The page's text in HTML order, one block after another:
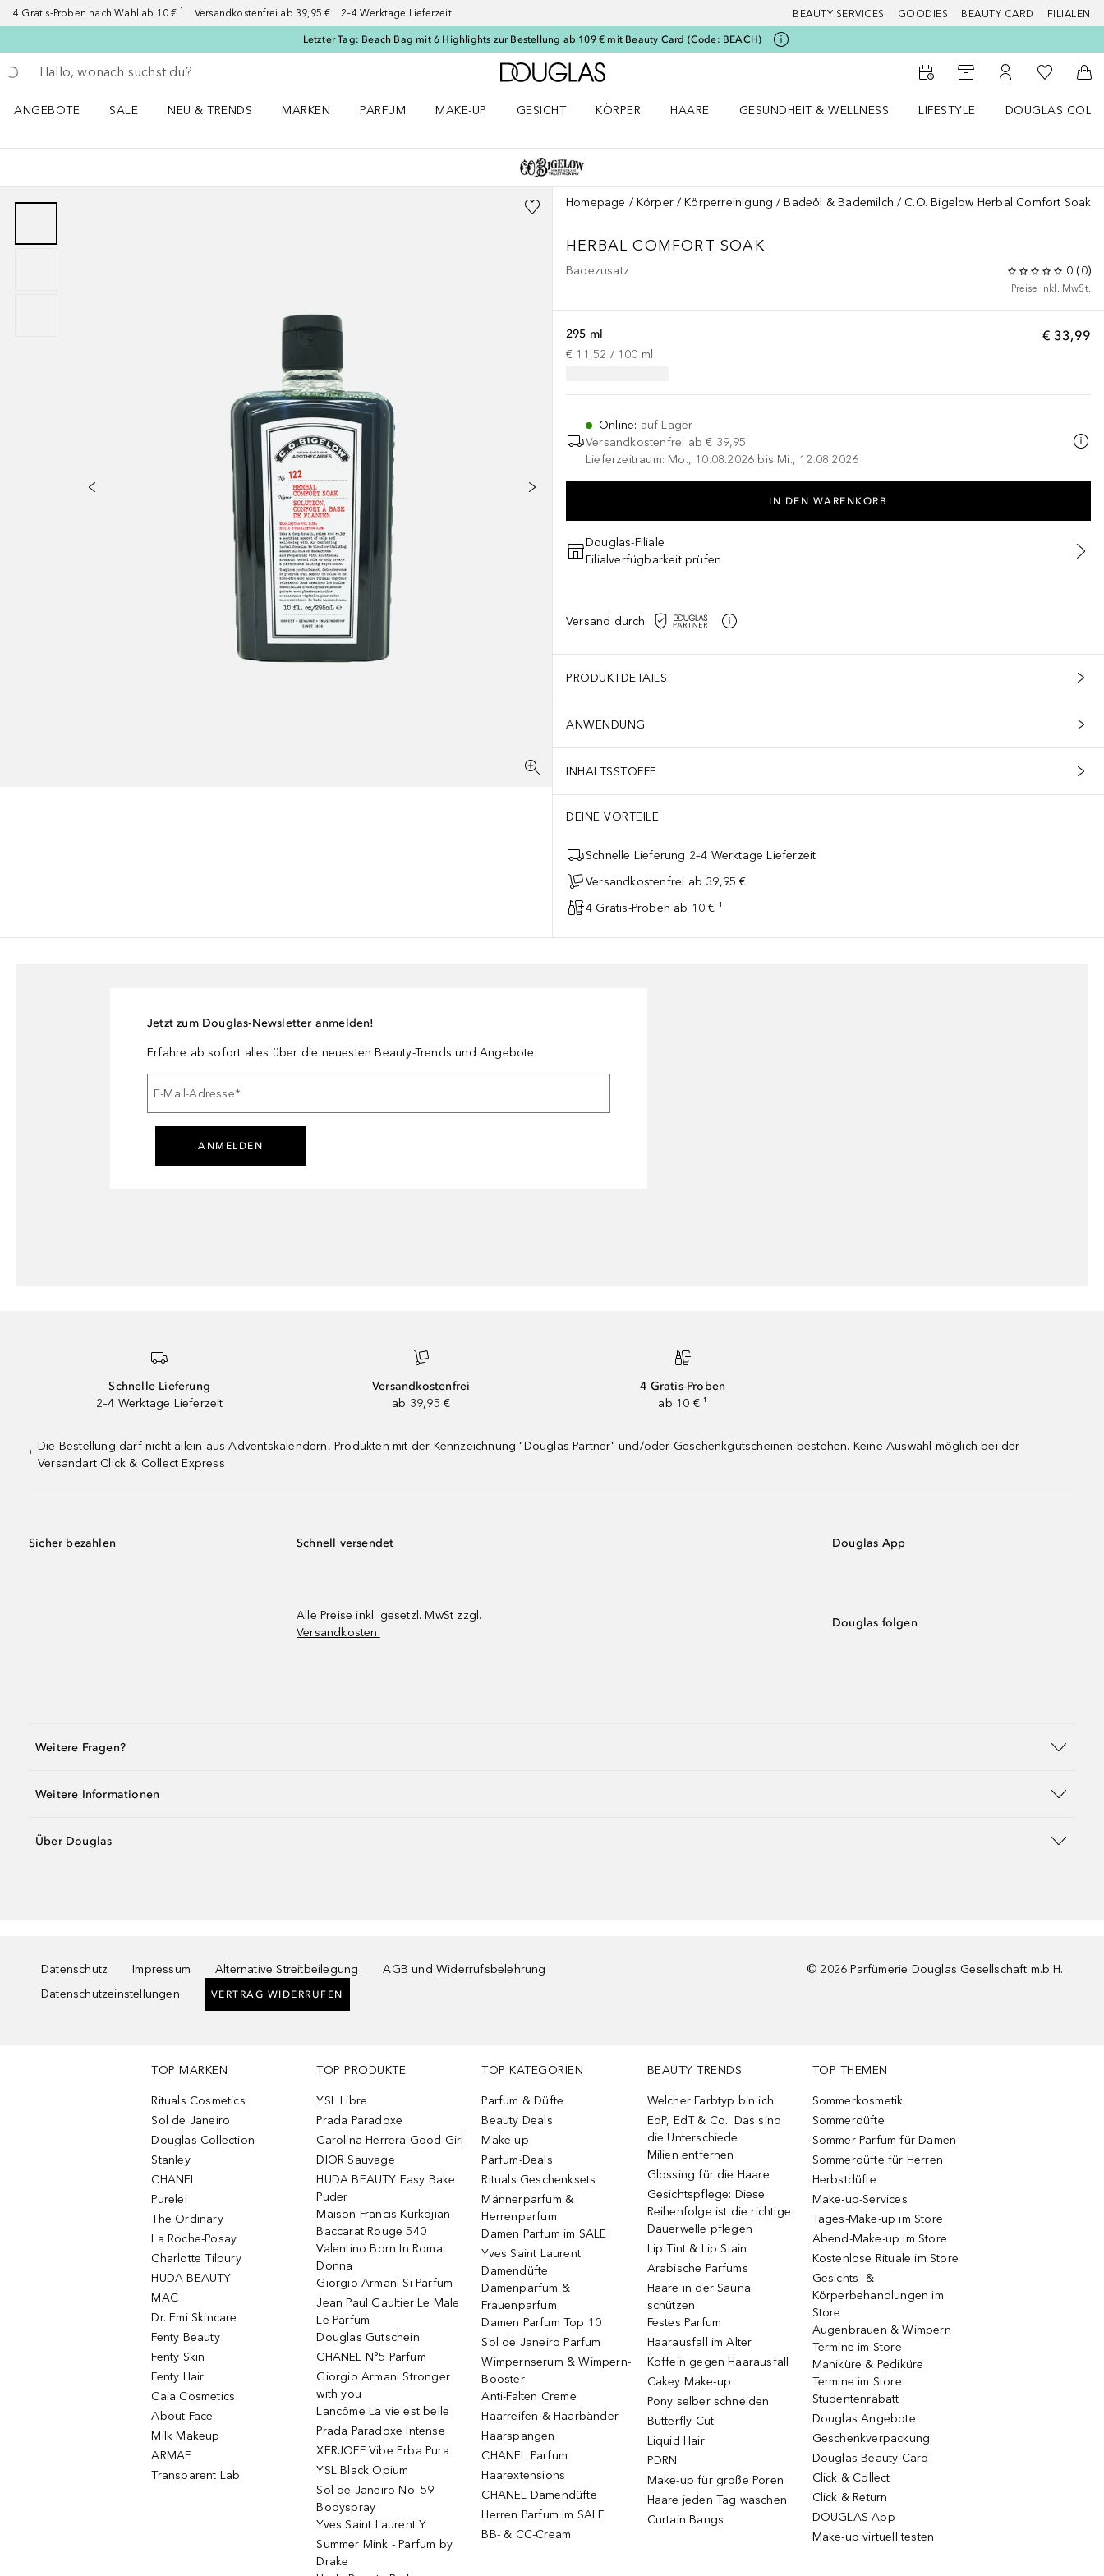
4 Gratis-Proben nach Wahl ab 10 € ¹ Versandkostenfrei ab 39,95 € 2–4 Werktage Lieferzeit BEAUTY SERVICES GOODIES BEAUTY CARD FILIALEN
Letzter Tag: Beach Bag mit 6 Highlights zur Bestellung ab 109 € mit Beauty Card (Code: BEACH)
Gehe zurück
Suche ausführen
Zur Douglas Startseite
Zum Storefinder
Zu Meinem
Zu Meiner
ANGEBOTE
SALE
NEU & TRENDS
MARKEN
PARFUM
MAKE-UP
GESICHT
KÖRPER
HAARE
GESUNDHEIT & WELLNESS
LIFESTYLE
DOUGLAS
Homepage Körper Körperreinigung Badeöl & Bademilch C.O. Bigelow Herbal Comfort Soak
HERBAL COMFORT SOAK
Badezusatz 0 (0)
Preise inkl. MwSt.
€ 33,99
295 ml
€ 11,52 / 100 ml
Online: auf Lager
Versandkostenfrei ab € 39,95
Lieferzeitraum: Mo., 10.08.2026 bis Mi., 12.08.2026
IN DEN WARENKORB
Douglas-Filiale
Filialverfügbarkeit prüfen
Versand durch
PRODUKTDETAILS
ANWENDUNG
INHALTSSTOFFE
DEINE VORTEILE
Schnelle Lieferung 2–4 Werktage Lieferzeit
Versandkostenfrei ab 39,95 €
4 Gratis-Proben ab 10 € ¹
Jetzt zum Douglas-Newsletter anmelden!
Erfahre ab sofort alles über die neuesten Beauty-Trends und Angebote.
E-Mail-Adresse*
ANMELDEN
Schnelle Lieferung
2–4 Werktage Lieferzeit
Versandkostenfrei
ab 39,95 €
4 Gratis-Proben
ab 10 € ¹
¹
Die Bestellung darf nicht allein aus Adventskalendern, Produkten mit der Kennzeichnung "Douglas Partner" und/oder Geschenkgutscheinen bestehen. Keine Auswahl möglich bei der
Versandart Click & Collect Express
Sicher bezahlen Schnell versendet
Alle Preise inkl. gesetzl. MwSt zzgl.
Versandkosten.
Douglas App
Douglas folgen
Weitere Fragen?
Weitere Informationen
Über Douglas
Datenschutz Impressum Alternative Streitbeilegung
AGB und Widerrufsbelehrung
Datenschutzeinstellungen
VERTRAG WIDERRUFEN
© 2026 Parfümerie Douglas Gesellschaft m.b.H.
TOP MARKEN
Rituals Cosmetics
Sol de Janeiro
Douglas Collection
Stanley
CHANEL
Purelei
The Ordinary
La Roche-Posay
Charlotte Tilbury
HUDA BEAUTY
MAC
Dr. Emi Skincare
Fenty Beauty
Fenty Skin
Fenty Hair
Caia Cosmetics
About Face
Milk Makeup
ARMAF
Transparent Lab
TOP PRODUKTE
YSL Libre
Prada Paradoxe
Carolina Herrera Good Girl
DIOR Sauvage
HUDA BEAUTY Easy Bake
Puder
Maison Francis Kurkdjian
Baccarat Rouge 540
Valentino Born In Roma
Donna
Giorgio Armani Si Parfum
Jean Paul Gaultier Le Male
Le Parfum
Douglas Gutschein
CHANEL N°5 Parfum
Giorgio Armani Stronger
with you
Lancôme La vie est belle
Prada Paradoxe Intense
XERJOFF Vibe Erba Pura
YSL Black Opium
Sol de Janeiro No. 59
Bodyspray
Yves Saint Laurent Y
Summer Mink - Parfum by
Drake
TOP KATEGORIEN
Parfum & Düfte
Beauty Deals
Make-up
Parfum-Deals
Rituals Geschenksets
Männerparfum &
Herrenparfum
Damen Parfum im SALE
Yves Saint Laurent
Damendüfte
Damenparfum &
Frauenparfum
Damen Parfum Top 10
Sol de Janeiro Parfum
Wimpernserum & Wimpern-
Booster
Anti-Falten Creme
Haarreifen & Haarbänder
Haarspangen
CHANEL Parfum
Haarextensions
CHANEL Damendüfte
Herren Parfum im SALE
BB- & CC-Cream
BEAUTY TRENDS
Welcher Farbtyp bin ich
EdP, EdT & Co.: Das sind
die Unterschiede
Milien entfernen
Glossing für die Haare
Gesichtspflege: Diese
Reihenfolge ist die richtige
Dauerwelle pflegen
Lip Tint & Lip Stain
Arabische Parfums
Haare in der Sauna
schützen
Festes Parfum
Haarausfall im Alter
Koffein gegen Haarausfall
Cakey Make-up
Pony selber schneiden
Butterfly Cut
Liquid Hair
PDRN
Make-up für große Poren
Haare jeden Tag waschen
Curtain Bangs
TOP THEMEN
Sommerkosmetik
Sommerdüfte
Sommer Parfum für Damen
Sommerdüfte für Herren
Herbstdüfte
Make-up-Services
Tages-Make-up im Store
Abend-Make-up im Store
Kostenlose Rituale im Store
Gesichts- &
Körperbehandlungen im
Store
Augenbrauen & Wimpern
Termine im Store
Maniküre & Pediküre
Termine im Store
Studentenrabatt
Douglas Angebote
Geschenkverpackung
Douglas Beauty Card
Click & Collect
Click & Return
DOUGLAS App
Make-up virtuell testen